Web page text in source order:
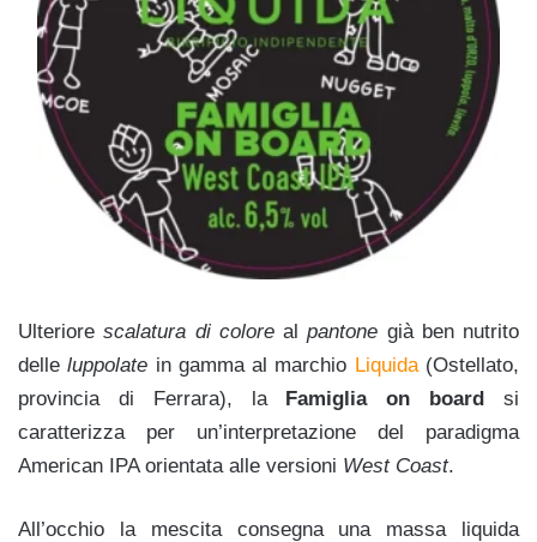
Ulteriorescalatura di colorealpantone già ben nutrito
delleluppolate in gamma al marchio Liquida(Ostellato,
provincia di Ferrara), la Famiglia on board si
caratterizza per un’interpretazione del paradigma
American IPA orientata alle versioni West Coast.
All’occhio la mescita consegna una massa liquida